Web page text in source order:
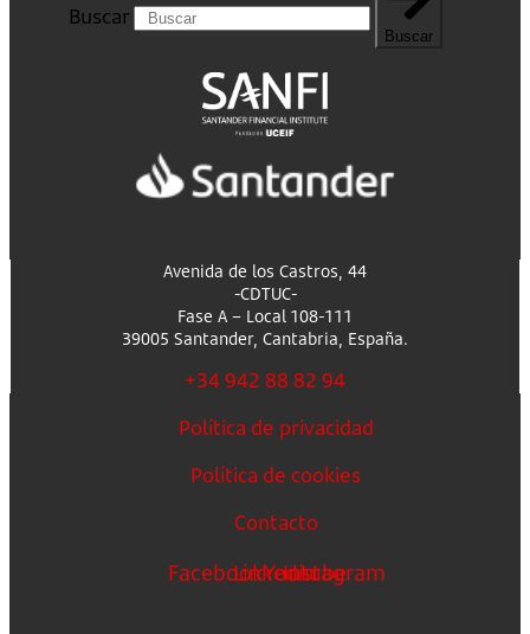
Buscar
Buscar
Avenida de los Castros, 44
-CDTUC-
Fase A – Local 108-111
39005 Santander, Cantabria, España.
+34 942 88 82 94
Política de privacidad
Política de cookies
Contacto
FacebookLinkedin
Youtube
Instagram